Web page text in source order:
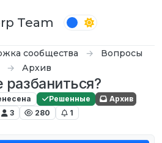
Team
сообщества
Вопросы
Архив
разбаниться?
Решенные
Архив
3 280 1